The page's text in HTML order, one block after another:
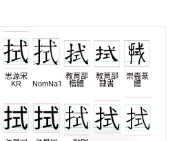
思源宋
KR
NomNaTong
教育部
楷體
教育部
隸書
崇羲篆
體